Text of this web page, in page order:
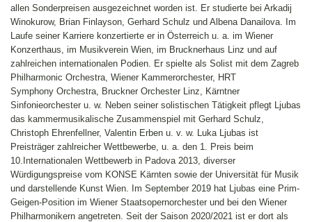
allen Sonderpreisen ausgezeichnet worden ist. Er studierte bei Arkadij
Winokurow, Brian Finlayson, Gerhard Schulz und Albena Danailova. Im
Laufe seiner Karriere konzertierte er in Österreich u. a. im Wiener
Konzerthaus, im Musikverein Wien, im Brucknerhaus Linz und auf
zahlreichen internationalen Podien. Er spielte als Solist mit dem Zagreb
Philharmonic Orchestra, Wiener Kammerorchester, HRT
Symphony Orchestra, Bruckner Orchester Linz, Kärntner
Sinfonieorchester u. w. Neben seiner solistischen Tätigkeit pflegt Ljubas
das kammermusikalische Zusammenspiel mit Gerhard Schulz,
Christoph Ehrenfellner, Valentin Erben u. v. w. Luka Ljubas ist
Preisträger zahlreicher Wettbewerbe, u. a. den 1. Preis beim
10.Internationalen Wettbewerb in Padova 2013, diverser
Würdigungspreise vom KONSE Kärnten sowie der Universität für Musik
und darstellende Kunst Wien. Im September 2019 hat Ljubas eine Prim-
Geigen-Position im Wiener Staatsopernorchester und bei den Wiener
Philharmonikern angetreten. Seit der Saison 2020/2021 ist er dort als